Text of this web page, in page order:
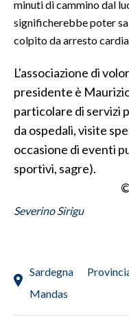
SPIAGGE
STORE
minuti di cammino dal
significherebbe poter
colpito da arresto
L'associazione di
presidente è
particolare di servizi
da ospedali, visite
occasione di eventi
sportivi, sagre).
Severino Sirigu
Sardegna
Mandas